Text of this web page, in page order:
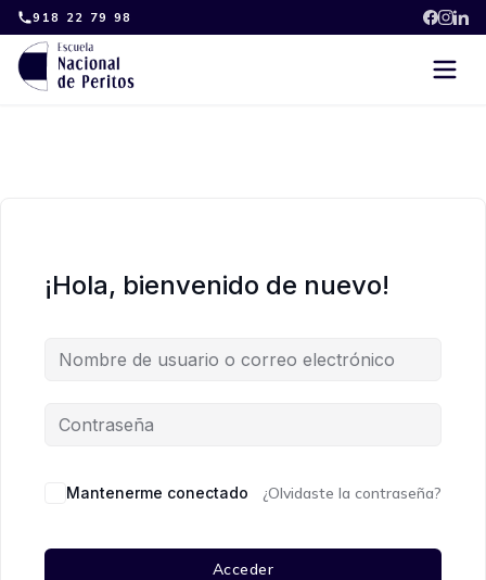
Skip
to
content
918 22 79 98
¡Hola, bienvenido de nuevo!
Mantenerme conectado ¿Olvidaste la contraseña?
Acceder